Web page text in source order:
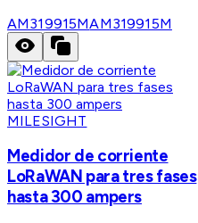
AM319915MAM319915M
MILESIGHT
Medidor de corriente
LoRaWAN para tres fases
hasta 300 ampers